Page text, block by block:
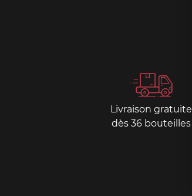
Livraison gratuite
dès 36 bouteilles